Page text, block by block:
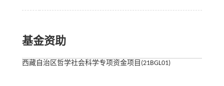
基金资助
西藏自治区哲学社会科学专项资金项目(21BGL01)